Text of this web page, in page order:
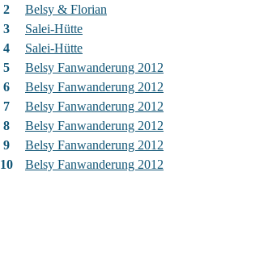
2
Belsy & Florian
3
Salei-Hütte
4
Salei-Hütte
5
Belsy Fanwanderung 2012
6
Belsy Fanwanderung 2012
7
Belsy Fanwanderung 2012
8
Belsy Fanwanderung 2012
9
Belsy Fanwanderung 2012
10
Belsy Fanwanderung 2012